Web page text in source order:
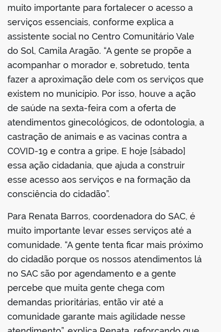
muito importante para fortalecer o acesso a
serviços essenciais, conforme explica a
assistente social no Centro Comunitário Vale
do Sol, Camila Aragão. “A gente se propõe a
acompanhar o morador e, sobretudo, tenta
fazer a aproximação dele com os serviços que
existem no município. Por isso, houve a ação
de saúde na sexta-feira com a oferta de
atendimentos ginecológicos, de odontologia, a
castração de animais e as vacinas contra a
COVID-19 e contra a gripe. E hoje [sábado]
essa ação cidadania, que ajuda a construir
esse acesso aos serviços e na formação da
consciência do cidadão”.
Para Renata Barros, coordenadora do SAC, é
muito importante levar esses serviços até a
comunidade. “A gente tenta ficar mais próximo
do cidadão porque os nossos atendimentos lá
no SAC são por agendamento e a gente
percebe que muita gente chega com
demandas prioritárias, então vir até a
comunidade garante mais agilidade nesse